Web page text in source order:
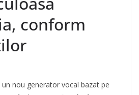
conform
nou generator vocal bazat pe